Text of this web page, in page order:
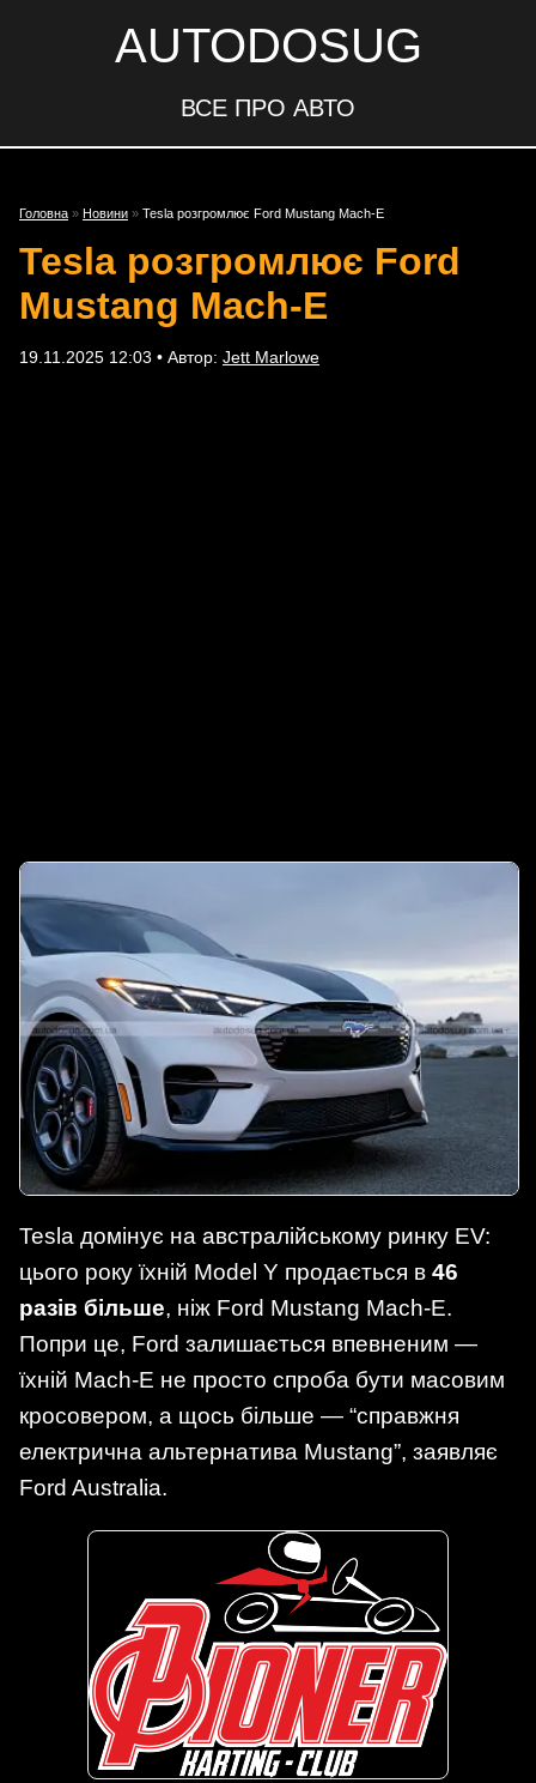
AUTODOSUG
ВСЕ ПРО АВТО
Головна » Новини » Tesla розгромлює Ford Mustang Mach-E
Tesla розгромлює Ford
Mustang Mach-E
19.11.2025 12:03 • Автор: Jett Marlowe
Tesla домінує на австралійському ринку EV:
цього року їхній Model Y продається в 46
разів більше, ніж Ford Mustang Mach-E.
Попри це, Ford залишається впевненим —
їхній Mach-E не просто спроба бути масовим
кросовером, а щось більше — “справжня
електрична альтернатива Mustang”, заявляє
Ford Australia.